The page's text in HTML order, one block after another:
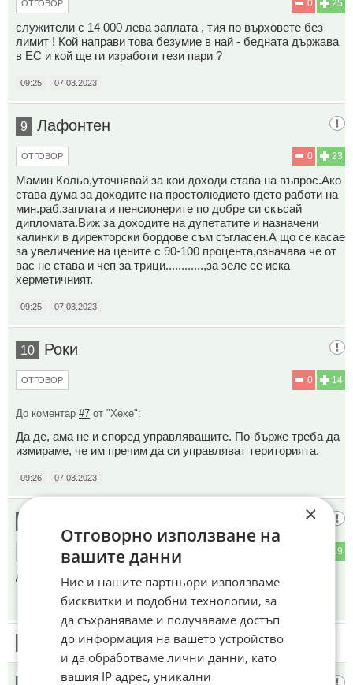
25
0
ОТГОВОР
служители с 14 000 лева заплата , тия по върховете без
лимит ! Кой направи това безумие в най - бедната държава
в ЕС и кой ще ги изработи тези пари ?
09:25 07.03.2023
9 Лафонтен
23
0
ОТГОВОР
Мамин Кольо,уточнявай за кои доходи става на въпрос.Ако
става дума за доходите на простолюдието гдето работи на
мин.раб.заплата и пенсионерите по добре си скъсай
дипломата.Виж за доходите на дупетатите и назначени
калинки в директорски бордове съм съгласен.А що се касае
за увеличение на цените с 90-100 процента,означава че от
вас не става и чеп за трици............,за зеле се иска
херметичният.
09:25 07.03.2023
10 Роки
14
0
ОТГОВОР
До коментар #7 от "Хехе":
Да де, ама не и според управляващите. По-бърже треба да
измираме, че им пречим да си управляват територията.
09:26 07.03.2023
19
Да, вашите повишени доходи са виновни, министъре.
07.03.2023
Този коментар е премахнат от модератор.
×
Отговорно използване на
вашите данни
Ние и нашите партньори използваме
бисквитки и подобни технологии, за
да съхраняваме и получаваме достъп
до информация на вашето устройство
и да обработваме лични данни, като
вашия IP адрес, уникални